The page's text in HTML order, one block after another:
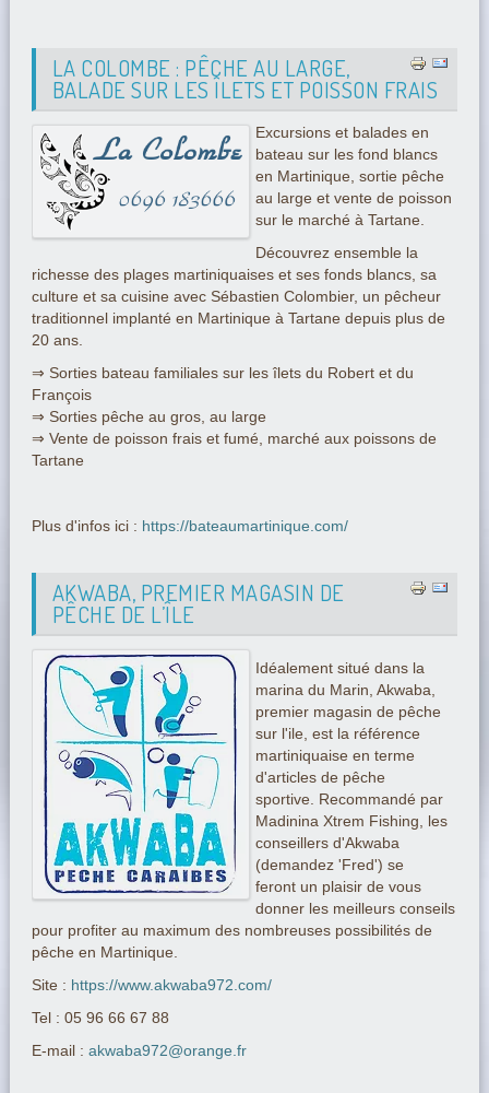
LA COLOMBE : PÊCHE AU LARGE,
BALADE SUR LES ÎLETS ET POISSON FRAIS
Excursions et balades en
bateau sur les fond blancs
en Martinique, sortie pêche
au large et vente de poisson
sur le marché à Tartane.
Découvrez ensemble la
richesse des plages martiniquaises et ses fonds blancs, sa
culture et sa cuisine avec Sébastien Colombier, un pêcheur
traditionnel implanté en Martinique à Tartane depuis plus de
20 ans.
⇒ Sorties bateau familiales sur les îlets du Robert et du
François
⇒ Sorties pêche au gros, au large
⇒ Vente de poisson frais et fumé, marché aux poissons de
Tartane
Plus d'infos ici : https://bateaumartinique.com/
AKWABA, PREMIER MAGASIN DE
PÊCHE DE L’ÎLE
Idéalement situé dans la
marina du Marin, Akwaba,
premier magasin de pêche
sur l'ile, est la référence
martiniquaise en terme
d'articles de pêche
sportive. Recommandé par
Madinina Xtrem Fishing, les
conseillers d'Akwaba
(demandez 'Fred') se
feront un plaisir de vous
donner les meilleurs conseils
pour profiter au maximum des nombreuses possibilités de
pêche en Martinique.
Site : https://www.akwaba972.com/
Tel : 05 96 66 67 88
E-mail : akwaba972@orange.fr